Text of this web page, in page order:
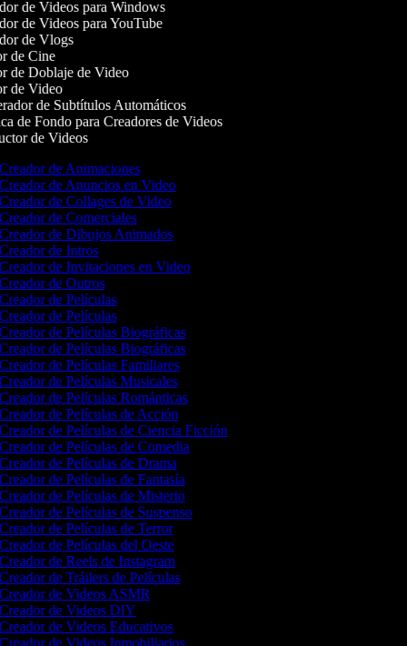
de Videos para Windows
de Videos para YouTube
de Vlogs
de Cine
de Doblaje de Video
de Video
de Subtítulos Automáticos
de Fondo para Creadores de Videos
de Videos
de Animaciones
de Anuncios en Video
de Collages de Video
de Comerciales
de Dibujos Animados
de Intros
de Invitaciones en Video
de Outros
de Películas
de Películas
de Películas Biográficas
de Películas Biográficas
de Películas Familiares
de Películas Musicales
de Películas Románticas
de Películas de Acción
de Películas de Ciencia Ficción
de Películas de Comedia
de Películas de Drama
de Películas de Fantasía
de Películas de Misterio
de Películas de Suspenso
de Películas de Terror
de Películas del Oeste
de Reels de Instagram
de Tráilers de Películas
de Videos ASMR
de Videos DIY
de Videos Educativos